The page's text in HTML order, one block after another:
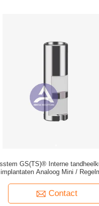
GS(TS)® Interne
implantaten Analoog Mini /
Contact